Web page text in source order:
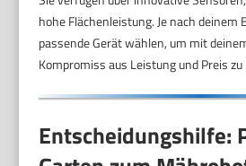
hohe Flächenleistung. Je nach deinem
passende Gerät wählen, um mit
Kompromiss aus Leistung und Preis
Entscheidungshilfe: